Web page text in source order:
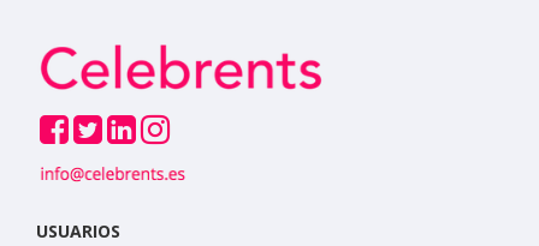
USUARIOS